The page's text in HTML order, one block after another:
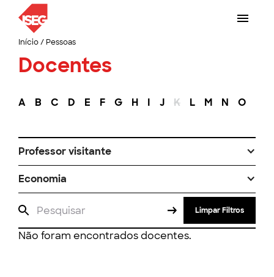
Início/ Pessoas
Docentes
A B C D E F G H I J K L M N O
Professor visitante
Economia
Limpar Filtros
Não foram encontrados docentes.